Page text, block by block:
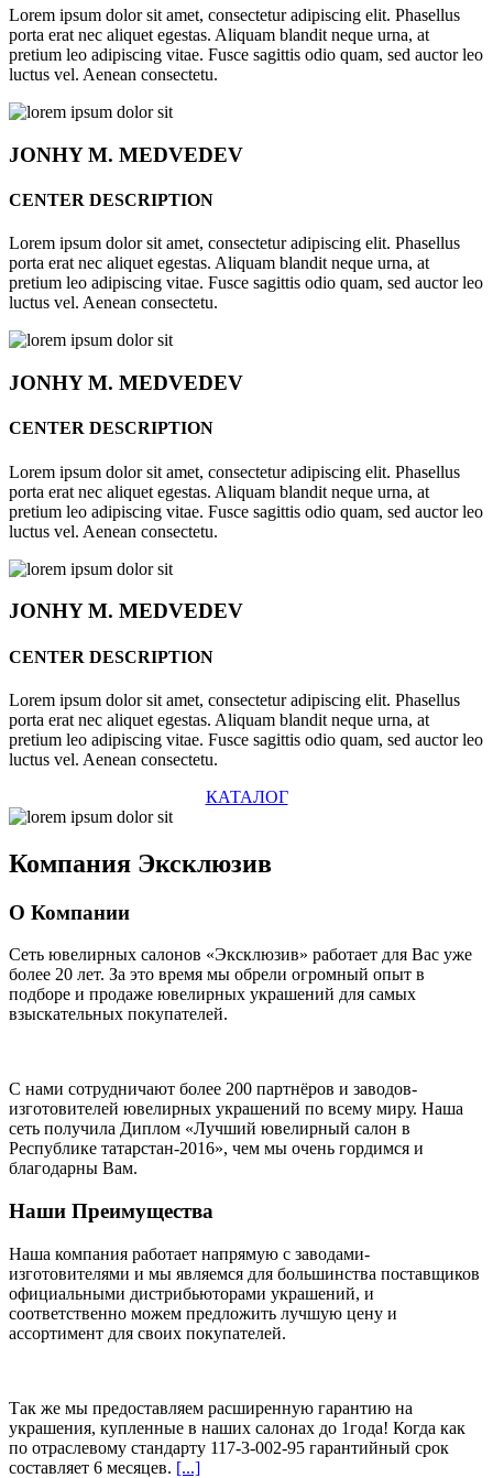
Lorem ipsum dolor sit amet, consectetur adipiscing elit. Phasellus
porta erat nec aliquet egestas. Aliquam blandit neque urna, at
pretium leo adipiscing vitae. Fusce sagittis odio quam, sed auctor leo
luctus vel. Aenean consectetu.
JONHYM. MEDVEDEV
CENTER DESCRIPTION
Lorem ipsum dolor sit amet, consectetur adipiscing elit. Phasellus
porta erat nec aliquet egestas. Aliquam blandit neque urna, at
pretium leo adipiscing vitae. Fusce sagittis odio quam, sed auctor leo
luctus vel. Aenean consectetu.
JONHYM. MEDVEDEV
CENTER DESCRIPTION
Lorem ipsum dolor sit amet, consectetur adipiscing elit. Phasellus
porta erat nec aliquet egestas. Aliquam blandit neque urna, at
pretium leo adipiscing vitae. Fusce sagittis odio quam, sed auctor leo
luctus vel. Aenean consectetu.
JONHYM. MEDVEDEV
CENTER DESCRIPTION
Lorem ipsum dolor sit amet, consectetur adipiscing elit. Phasellus
porta erat nec aliquet egestas. Aliquam blandit neque urna, at
pretium leo adipiscing vitae. Fusce sagittis odio quam, sed auctor leo
luctus vel. Aenean consectetu.
КАТАЛОГ
Компания Эксклюзив
О Компании
Сеть ювелирных салонов «Эксклюзив» работает для Вас уже
более 20 лет. За это время мы обрели огромный опыт в
подборе и продаже ювелирных украшений для самых
взыскательных покупателей.
С нами сотрудничают более 200 партнёров и заводов-
изготовителей ювелирных украшений по всему миру. Наша
сеть получила Диплом «Лучший ювелирный салон в
Республике татарстан-2016», чем мы очень гордимся и
благодарны Вам.
Наши Преимущества
Наша компания работает напрямую с заводами-
изготовителями и мы являемся для большинства поставщиков
официальными дистрибьюторами украшений, и
соответственно можем предложить лучшую цену и
ассортимент для своих покупателей.
Так же мы предоставляем расширенную гарантию на
украшения, купленные в наших салонах до 1года! Когда как
по отраслевому стандарту 117-3-002-95 гарантийный срок
составляет 6 месяцев. [...]